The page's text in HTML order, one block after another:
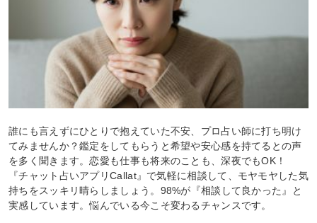
誰にも言えずにひとりで抱えていた不安、プロ占い師に打ち明け
てみませんか？鑑定をしてもらうと希望や安心感を持てるとの声
を多く聞きます。恋愛も仕事も将来のことも、深夜でもOK！
『チャット占いアプリCallat』で気軽に相談して、モヤモヤした気
持ちをスッキリ晴らしましょう。98%が『相談して良かった』と
実感しています。悩んでいる今こそ変わるチャンスです。